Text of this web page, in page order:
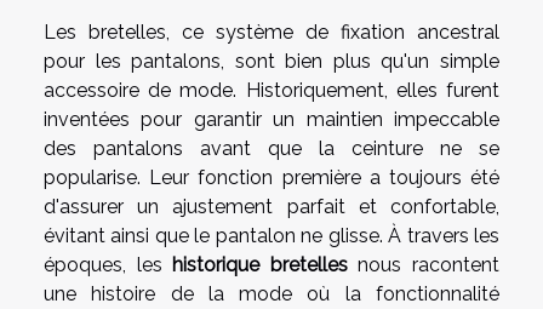
Les bretelles, ce système de fixation ancestral
pour les pantalons, sont bien plus qu'un simple
accessoire de mode. Historiquement, elles furent
inventées pour garantir un maintien impeccable
des pantalons avant que la ceinture ne se
popularise. Leur fonction première a toujours été
d'assurer un ajustement parfait et confortable,
évitant ainsi que le pantalon ne glisse. À travers les
époques, les historique bretellesnous racontent
une histoire de la mode où la fonctionnalité